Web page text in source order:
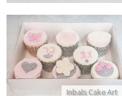
Inbals Cake Art
מארז קאפקייקס ליום הולדת
התקשר/י